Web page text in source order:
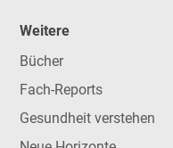
Weitere
Bücher
Fach-Reports
Gesundheit verstehen